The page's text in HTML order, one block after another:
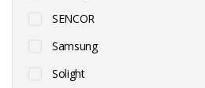
SENCOR
Samsung
Solight